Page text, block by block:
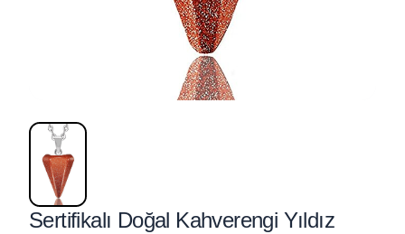
Sertifikalı Doğal Kahverengi Yıldız